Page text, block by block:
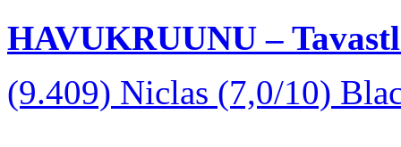
HAVUKRUUNU –
(9.409) Niclas (7,0/10)